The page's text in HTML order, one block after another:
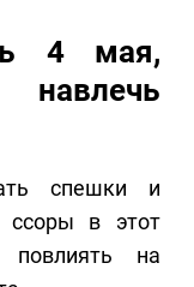
4 мая,
спешки и
ссоры в этот
повлиять на